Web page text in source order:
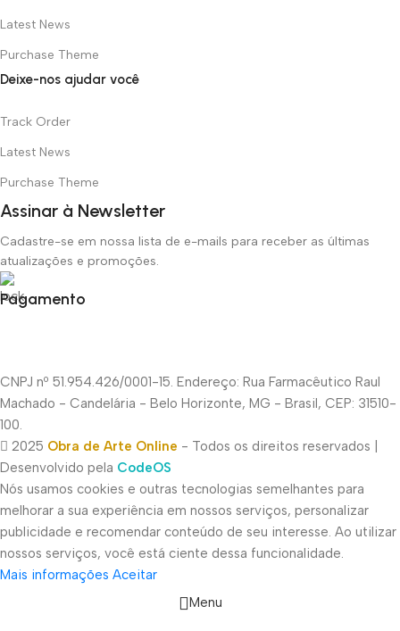
Latest News
Purchase Theme
Deixe-nos ajudar você
Track Order
Latest News
Purchase Theme
Assinar à Newsletter
Cadastre-se em nossa lista de e-mails para receber as últimas
atualizações e promoções.
Pagamento
CNPJ nº 51.954.426/0001-15. Endereço: Rua Farmacêutico Raul
Machado - Candelária - Belo Horizonte, MG - Brasil, CEP: 31510-
100.
2025 Obra de Arte Online - Todos os direitos reservados |
Desenvolvido pela CodeOS
Nós usamos cookies e outras tecnologias semelhantes para
melhorar a sua experiência em nossos serviços, personalizar
publicidade e recomendar conteúdo de seu interesse. Ao utilizar
nossos serviços, você está ciente dessa funcionalidade.
Mais informações Aceitar
Menu